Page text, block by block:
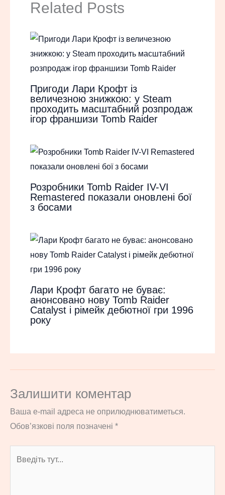
Related Posts
Пригоди Лари Крофт із
величезною знижкою: у Steam
проходить масштабний розпродаж
ігор франшизи Tomb Raider
Розробники Tomb Raider IV-VI
Remastered показали оновлені бої
з босами
Лари Крофт багато не буває:
анонсовано нову Tomb Raider
Catalyst і рімейк дебютної гри 1996
року
Залишити коментар
Ваша e-mail адреса не оприлюднюватиметься.
Обов’язкові поля позначені *